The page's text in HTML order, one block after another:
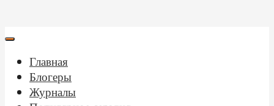
Главная
Блогеры
Журналы